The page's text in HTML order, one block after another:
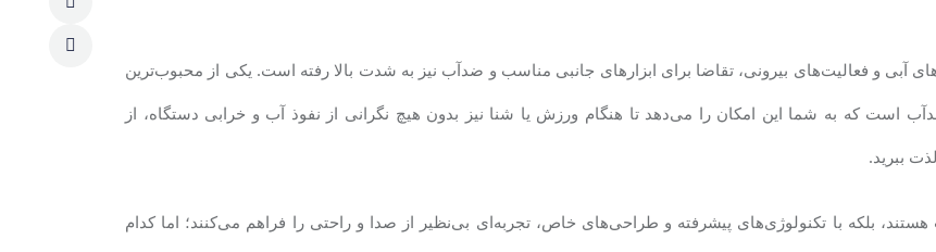
آبی و فعالیت‌های بیرونی، تقاضا برای ابزارهای جانبی مناسب و ضدآب نیز به شدت بالا رفته است. یکی از محبوب‌ترین
است که به شما این امکان را می‌دهد تا هنگام ورزش یا شنا نیز بدون هیچ نگرانی از نفوذ آب و خرابی دستگاه، از
ببرید.
هستند، بلکه با تکنولوژی‌های پیشرفته و طراحی‌های خاص، تجربه‌ای بی‌نظیر از صدا و راحتی را فراهم می‌کنند؛ اما کدام